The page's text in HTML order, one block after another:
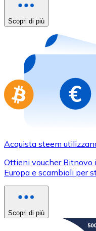
Acquista gift card
Vai al negozio di
Scopri di più
Acquista steem
Ottieni voucher Bitnovo
Europa e scambiali per
Scopri di più